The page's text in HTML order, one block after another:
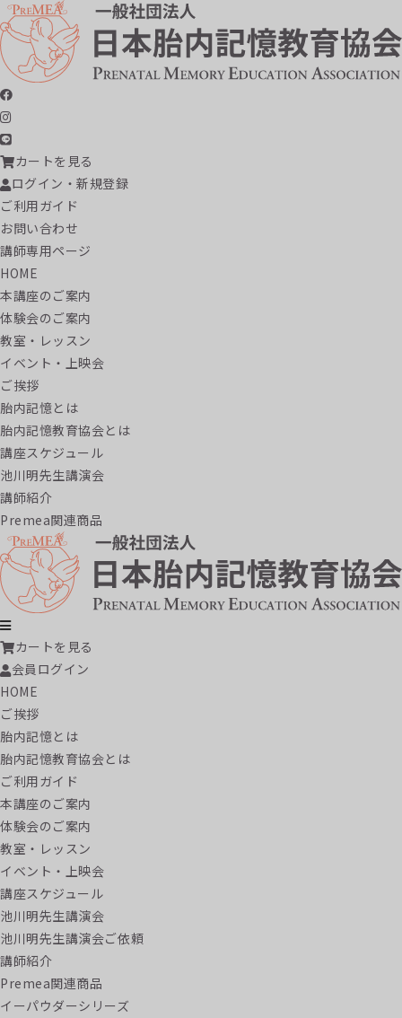
カートを見る
ログイン・新規登録
ご利用ガイド
お問い合わせ
講師専用ページ
HOME
本講座のご案内
体験会のご案内
教室・レッスン
イベント・上映会
ご挨拶
胎内記憶とは
胎内記憶教育協会とは
講座スケジュール
池川明先生講演会
講師紹介
Premea関連商品
カートを見る
会員ログイン
HOME
ご挨拶
胎内記憶とは
胎内記憶教育協会とは
ご利用ガイド
本講座のご案内
体験会のご案内
教室・レッスン
イベント・上映会
講座スケジュール
池川明先生講演会
池川明先生講演会ご依頼
講師紹介
Premea関連商品
イーパウダーシリーズ